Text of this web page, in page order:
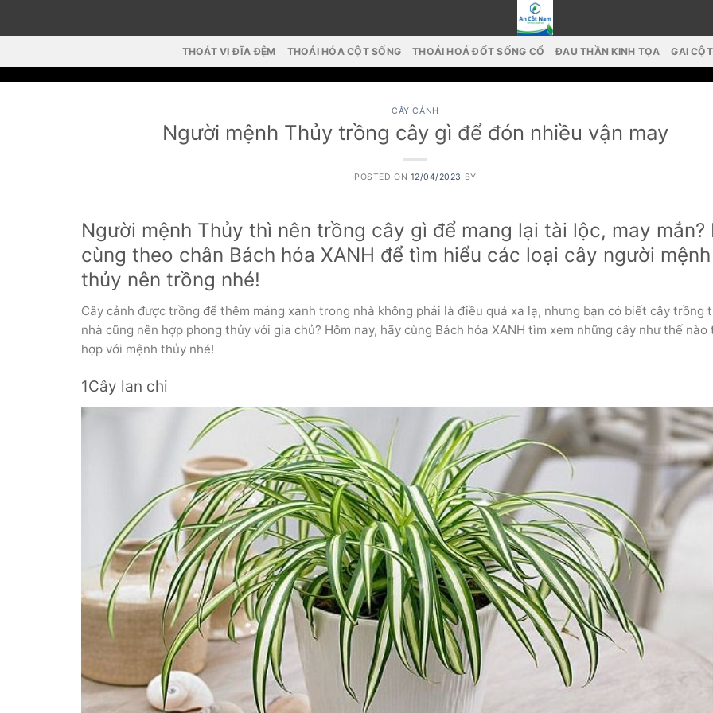
THOÁT VỊ ĐĨA ĐỆM THOÁI HÓA CỘT SỐNG THOÁI HOÁ ĐỐT SỐNG CỔ ĐAU THẦN KINH TỌA GAI
CÂY CẢNH
Người mệnh Thủy trồng cây gì để đón nhiều vận may
POSTED ON 12/04/2023 BY
Người mệnh Thủy thì nên trồng cây gì để mang lại tài lộc, may mắn?
cùng theo chân Bách hóa XANH để tìm hiểu các loại cây người mệnh
thủy nên trồng nhé!
Cây cảnh được trồng để thêm mảng xanh trong nhà không phải là điều quá xa lạ, nhưng bạn có biết cây trồng
nhà cũng nên hợp phong thủy với gia chủ? Hôm nay, hãy cùng Bách hóa XANH tìm xem những cây như thế nào
hợp với mệnh thủy nhé!
1Cây lan chi